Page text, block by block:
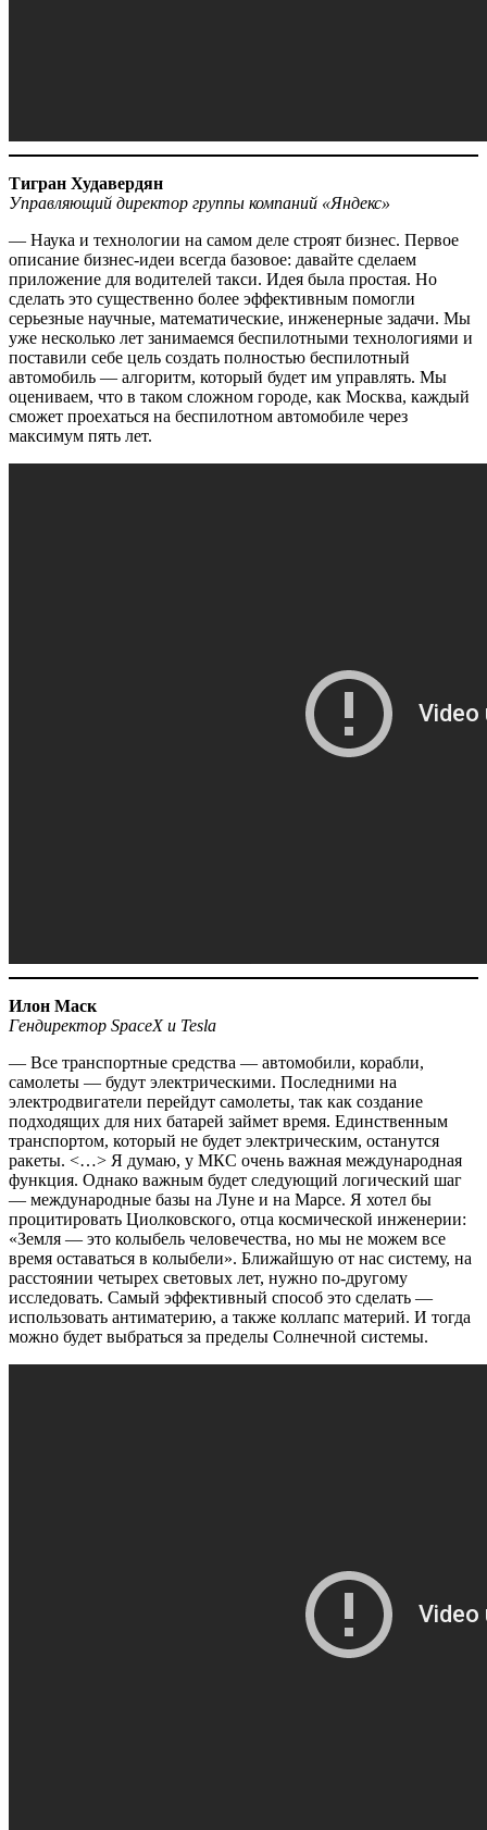
Тигран Худавердян
Управляющий директор группы компаний «Яндекс»
— Наука и технологии на самом деле строят бизнес. Первое
описание бизнес-идеи всегда базовое: давайте сделаем
приложение для водителей такси. Идея была простая. Но
сделать это существенно более эффективным помогли
серьезные научные, математические, инженерные задачи. Мы
уже несколько лет занимаемся беспилотными технологиями и
поставили себе цель создать полностью беспилотный
автомобиль — ​алгоритм, который будет им управлять. Мы
оцениваем, что в таком сложном городе, как Москва, каждый
сможет проехаться на беспилотном автомобиле через
максимум пять лет.
Илон Маск
Гендиректор SpaceX и Tesla
— Все транспортные средства — ​автомобили, корабли,
самолеты — ​будут электрическими. Последними на
электродвигатели перейдут самолеты, так как создание
подходящих для них батарей займет время. Единственным
транспортом, который не будет электрическим, останутся
ракеты. <…> Я думаю, у МКС очень важная международная
функция. Однако важным будет следующий логический шаг
— ​международные базы на Луне и на Марсе. Я хотел бы
процитировать Циолковского, отца космической инженерии:
«Земля — ​это колыбель человечества, но мы не можем все
время оставаться в колыбели». Ближайшую от нас систему, на
расстоянии четырех световых лет, нужно по-другому
исследовать. Самый эффективный способ это сделать — ​
использовать антиматерию, а также коллапс материй. И тогда
можно будет выбраться за пределы Солнечной системы.